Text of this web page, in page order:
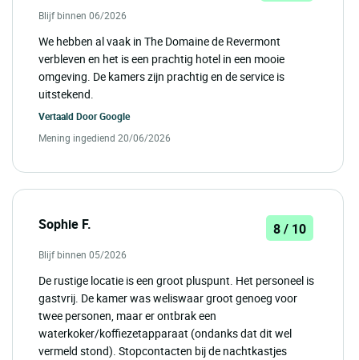
Blijf binnen 06/2026
We hebben al vaak in The Domaine de Revermont
verbleven en het is een prachtig hotel in een mooie
omgeving. De kamers zijn prachtig en de service is
uitstekend.
Vertaald DoorGoogle
Mening ingediend 20/06/2026
Sophie F. 8 / 10
Blijf binnen 05/2026
De rustige locatie is een groot pluspunt. Het personeel is
gastvrij. De kamer was weliswaar groot genoeg voor
twee personen, maar er ontbrak een
waterkoker/koffiezetapparaat (ondanks dat dit wel
vermeld stond). Stopcontacten bij de nachtkastjes